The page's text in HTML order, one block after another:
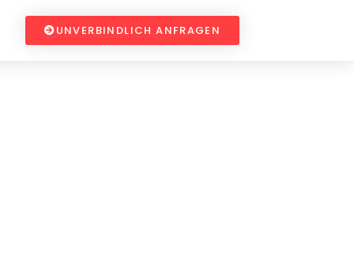
UNVERBINDLICH ANFRAGEN